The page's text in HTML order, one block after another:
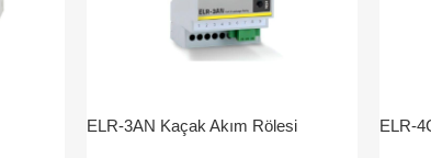
ELR-3AN Kaçak Akım Rölesi ELR-